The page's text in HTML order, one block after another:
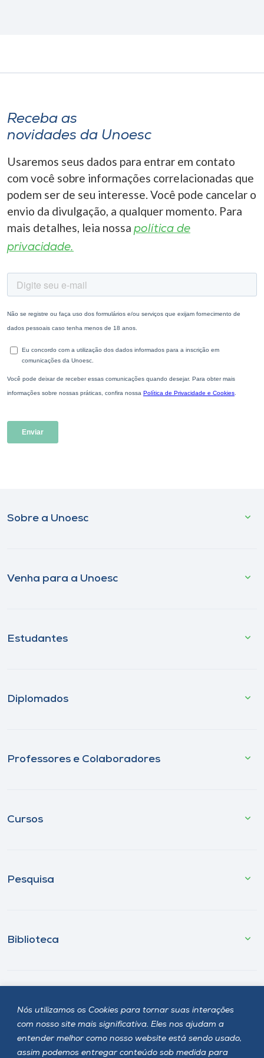
Nós utilizamos os Cookies para tornar suas interações
com nosso site mais significativa. Eles nos ajudam a
entender melhor como nosso website está sendo usado,
assim podemos entregar conteúdo sob medida para
Receba as
novidades da Unoesc
Usaremos seus dados para entrar em contato
com você sobre informações correlacionadas que
podem ser de seu interesse. Você pode cancelar o
envio da divulgação, a qualquer momento. Para
mais detalhes, leia nossa política de
privacidade.
Sobre a Unoesc
Venha para a Unoesc
Estudantes
Diplomados
Professores e Colaboradores
Cursos
Pesquisa
Biblioteca
Onde estamos